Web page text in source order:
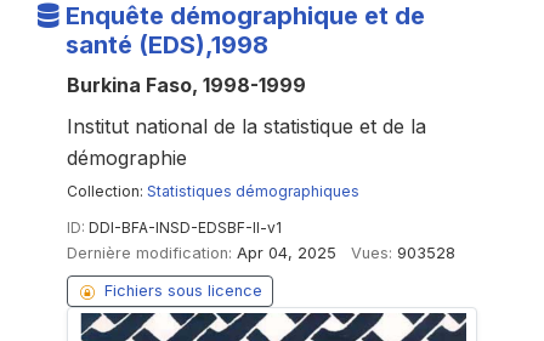
Enquête démographique et de
santé (EDS),1998
Burkina Faso, 1998-1999
Institut national de la statistique et de la
démographie
Collection: Statistiques démographiques
ID: DDI-BFA-INSD-EDSBF-II-v1
Dernière modification: Apr 04, 2025 Vues: 903528
Fichiers sous licence